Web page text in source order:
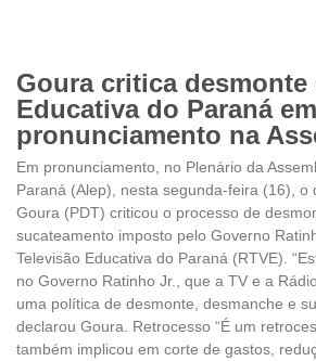
Goura critica desmonte
Educativa do Paraná em
pronunciamento na
Em pronunciamento, no Plenário da
Paraná (Alep), nesta segunda-feira (16), o
Goura (PDT) criticou o processo de
sucateamento imposto pelo Governo
Televisão Educativa do Paraná (RTVE).
no Governo Ratinho Jr., que a TV e a
uma política de desmonte, desmanche e
declarou Goura. Retrocesso “É um
também implicou em corte de gastos,